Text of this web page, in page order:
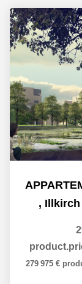
, Illkirch
279 975 €